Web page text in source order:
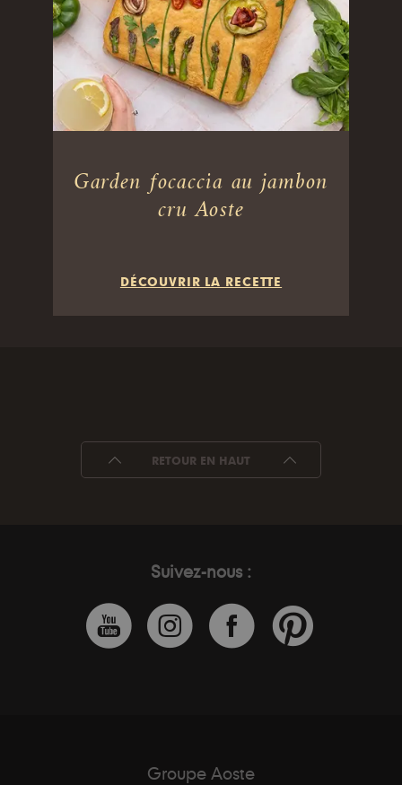
Garden focaccia au jambon
cru Aoste
DÉCOUVRIR LA RECETTE
RETOUR EN HAUT
Suivez-nous :
Groupe Aoste